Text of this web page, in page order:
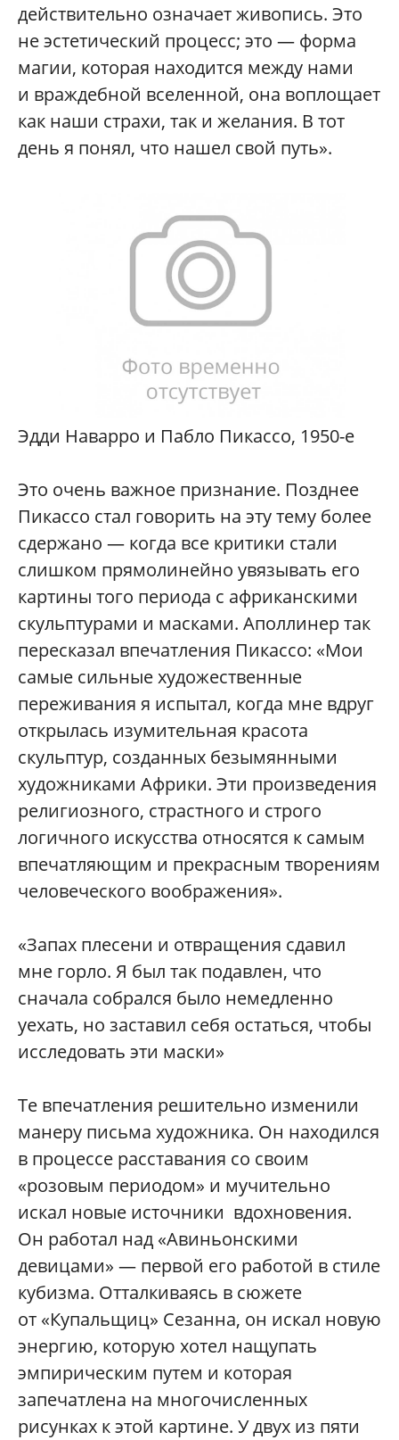
действительно означает живопись. Это
не эстетический процесс; это — форма
магии, которая находится между нами
и враждебной вселенной, она воплощает
как наши страхи, так и желания. В тот
день я понял, что нашел свой путь».
Эдди Наварро и Пабло Пикассо, 1950-е
Это очень важное признание. Позднее
Пикассо стал говорить на эту тему более
сдержано — когда все критики стали
слишком прямолинейно увязывать его
картины того периода с африканскими
скульптурами и масками. Аполлинер так
пересказал впечатления Пикассо: «Мои
самые сильные художественные
переживания я испытал, когда мне вдруг
открылась изумительная красота
скульптур, созданных безымянными
художниками Африки. Эти произведения
религиозного, страстного и строго
логичного искусства относятся к самым
впечатляющим и прекрасным творениям
человеческого воображения».
«Запах плесени и отвращения сдавил
мне горло. Я был так подавлен, что
сначала собрался было немедленно
уехать, но заставил себя остаться, чтобы
исследовать эти маски»
Те впечатления решительно изменили
манеру письма художника. Он находился
в процессе расставания со своим
«розовым периодом» и мучительно
искал новые источники вдохновения.
Он работал над «Авиньонскими
девицами» — первой его работой в стиле
кубизма. Отталкиваясь в сюжете
от «Купальщиц» Сезанна, он искал новую
энергию, которую хотел нащупать
эмпирическим путем и которая
запечатлена на многочисленных
рисунках к этой картине. У двух из пяти